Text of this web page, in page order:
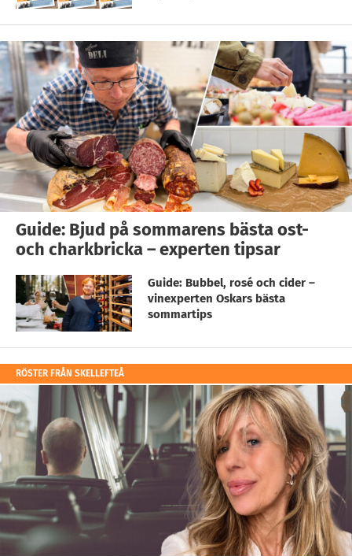
Guide: Bjud på sommarens bästa ost-
och charkbricka – experten tipsar
Guide: Bubbel, rosé och cider –
vinexperten Oskars bästa
sommartips
RÖSTER FRÅN SKELLEFTEÅ